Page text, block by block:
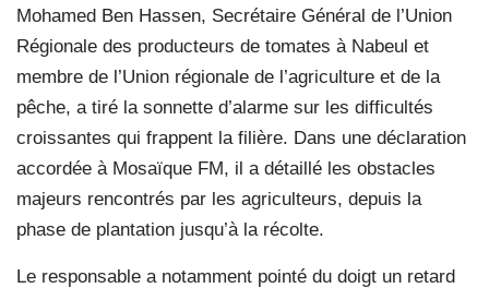
Mohamed Ben Hassen, Secrétaire Général de l’Union
Régionale des producteurs de tomates à Nabeul et
membre de l’Union régionale de l’agriculture et de la
pêche, a tiré la sonnette d’alarme sur les difficultés
croissantes qui frappent la filière. Dans une déclaration
accordée à Mosaïque FM, il a détaillé les obstacles
majeurs rencontrés par les agriculteurs, depuis la
phase de plantation jusqu’à la récolte.
Le responsable a notamment pointé du doigt un retard